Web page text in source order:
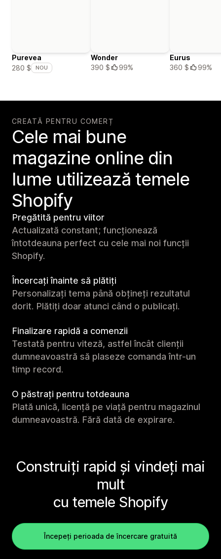
Purevea
280 $
NOU
Wonder
390 $
99%
Eurus
360 $
99%
CREATĂ PENTRU COMERȚ
Cele mai bune
magazine online din
lume utilizează temele
Shopify
Pregătită pentru viitor
Actualizată constant; funcționează
întotdeauna perfect cu cele mai noi funcții
Shopify.
Încercați înainte să plătiți
Personalizați tema până obțineți rezultatul
dorit. Plătiți doar atunci când o publicați.
Finalizare rapidă a comenzii
Testată pentru viteză, astfel încât clienții
dumneavoastră să plaseze comanda într-un
timp record.
O păstrați pentru totdeauna
Plată unică, licență pe viață pentru magazinul
dumneavoastră. Fără dată de expirare.
Construiți rapid și vindeți mai
mult
cu temele Shopify
Începeți perioada de încercare gratuită